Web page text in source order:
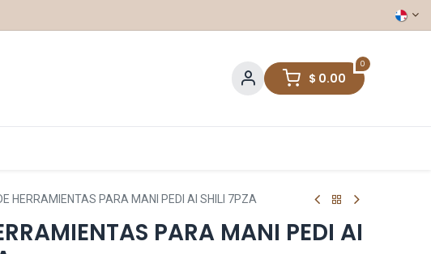
0
$ 0.00
HERRAMIENTAS PARA MANI PEDI AI SHILI 7PZA
PARA MANI PEDI AI